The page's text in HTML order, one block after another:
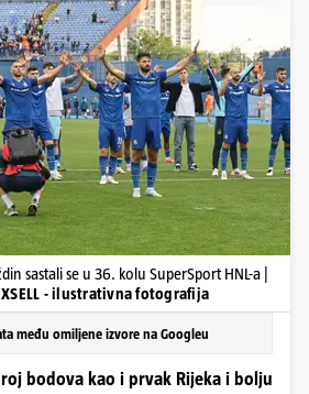
sastali se u 36. kolu SuperSport HNL-a |
- ilustrativna fotografija
među omiljene izvore na Googleu
bodova kao i prvak Rijeka i bolju